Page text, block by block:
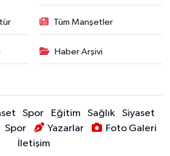
Tüm Manşetler
Haber Arşivi
Spor Eğitim Sağlık
Siyaset
Spor Yazarlar
Foto Galeri
İletişim